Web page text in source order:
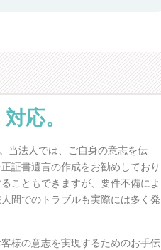
応。
当法人では、ご自身の意志を伝
証書遺言の作成をお勧めしており
こともできますが、要件不備によ
間でのトラブルも実際には多く発
様の意志を実現するためのお手伝